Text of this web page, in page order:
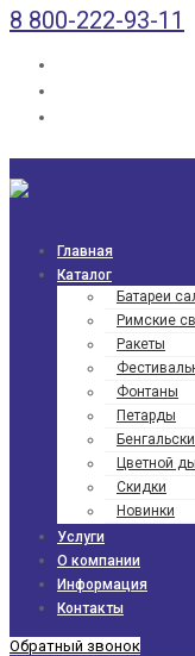
8 800-222-93-11
Главная
Каталог
Батареи
Римские
Ракеты
Фонтаны
Петарды
Цветной
Скидки
Новинки
Услуги
О компании
Информация
Контакты
Обратный звонок